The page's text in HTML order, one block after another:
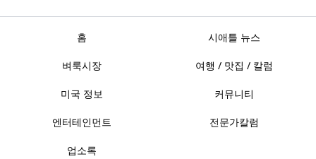
홈 시애틀 뉴스
벼룩시장 여행 / 맛집 / 칼럼
미국 정보 커뮤니티
엔터테인먼트 전문가칼럼
업소록